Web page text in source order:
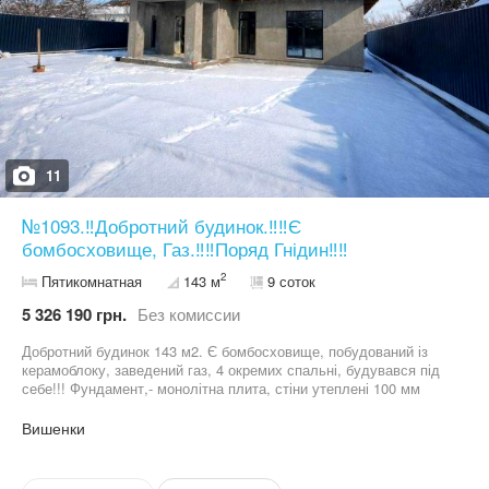
11
№1093.‼️Добротний будинок.‼️‼️Є
бомбосховище, Газ.‼️‼️Поряд Гнідин‼️‼️
Пятикомнатная 143 м2 9 соток
5 326 190 грн. Без комиссии
Добротний будинок 143 м2. Є бомбосховище, побудований із
керамоблоку, заведений газ, 4 окремих спальні, будувався під
себе!!! Фундамент,- монолітна плита, стіни утеплені 100 мм
себе,- кухню вітальню з виходом на терасу, 4 спальні кімнати (
Панорамні вікна з усіх кімнат. Електроенергія 18 кВт, газ,
Вишенки